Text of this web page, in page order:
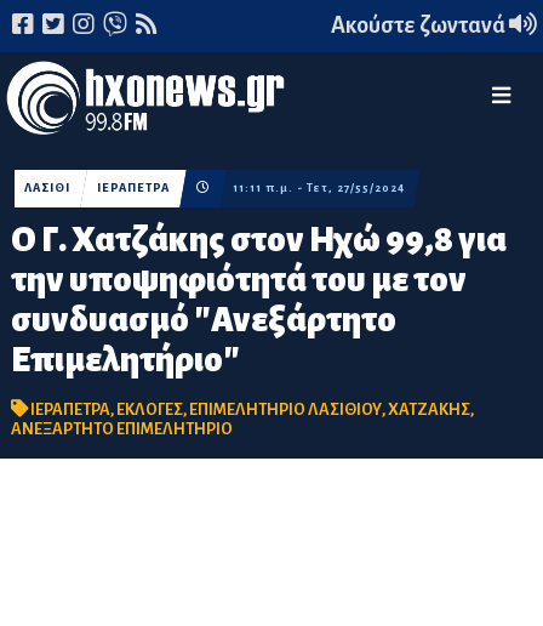
Ακούστε ζωντανά
Ο Γ. Χατζάκης στον Ηχώ 99,8 για
την υποψηφιότητά του με τον
συνδυασμό "Ανεξάρτητο
Επιμελητήριο"
ΛΑΣΙΘΙ ΙΕΡΑΠΕΤΡΑ 11:11 π.μ. - Τετ, 27/55/2024
ΙΕΡΑΠΕΤΡΑ, ΕΚΛΟΓΕΣ, ΕΠΙΜΕΛΗΤΗΡΙΟ ΛΑΣΙΘΙΟΥ,ΧΑΤΖΑΚΗΣ,
ΑΝΕΞΑΡΤΗΤΟ ΕΠΙΜΕΛΗΤΗΡΙΟ